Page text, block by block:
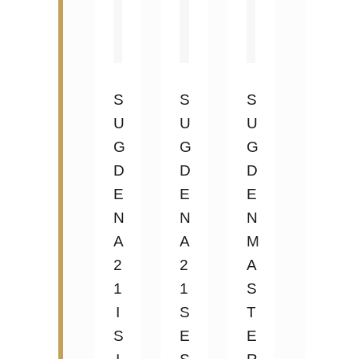
S
U
G
D
E
N
A
2
1
I
S
S
U
G
D
E
N
A
2
1
S
E
S
U
G
D
E
N
M
A
S
T
E